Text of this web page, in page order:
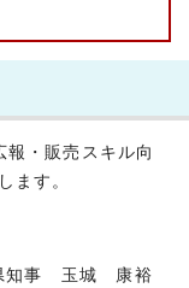
・販売スキル向
ます。
知事 玉城 康裕